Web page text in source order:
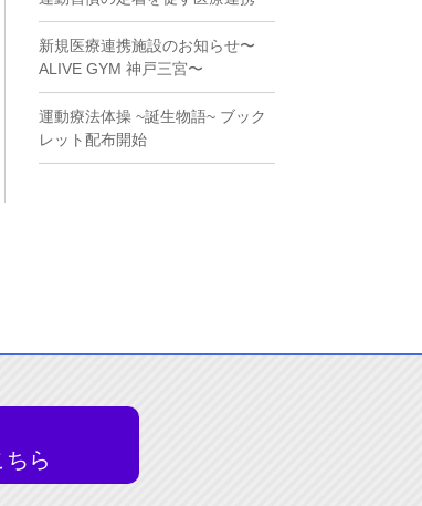
新規医療連携施設のお知らせ〜
ALIVE GYM 神戸三宮〜
運動療法体操 ~誕生物語~ ブック
レット配布開始
ら